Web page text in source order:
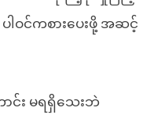
ဝင်ကစားပေးဖို့ အဆင့်
င်း မရရှိသေးဘဲ